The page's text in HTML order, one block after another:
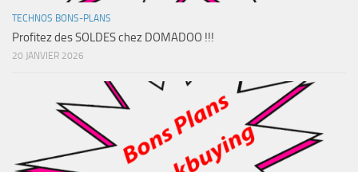
TECHNOS BONS-PLANS
Profitez des SOLDES chez DOMADOO !!!
20 JANVIER 2026